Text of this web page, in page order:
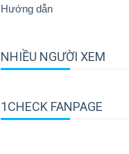
Hướng dẫn
NHIỀU NGƯỜI XEM
1CHECK FANPAGE